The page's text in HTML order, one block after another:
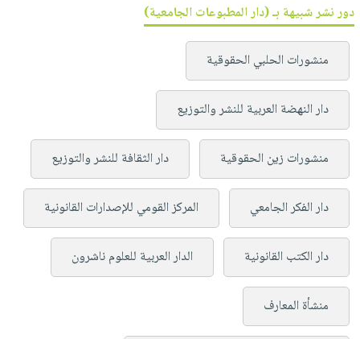
دور نشر شبيهة بـ (دار المطبوعات الجامعية)
منشورات الحلبي الحقوقية
دار النهضة العربية للنشر والتوزيع
منشورات زين الحقوقية دار الثقافة للنشر والتوزيع
دار الفكر الجامعي المركز القومي للإصدارات القانونية
دار الكتب القانونية الدار العربية للعلوم ناشرون
منشأة المعارف